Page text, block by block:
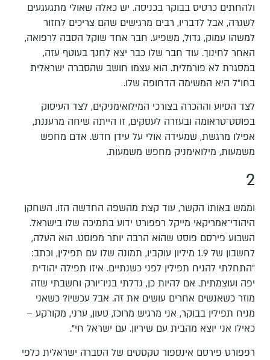
ולהחתים כרטיס בבוקר בכניסה. יש כאלה שאולי מתגעגעים
לשגרה, אבל לדבריו, רבים מרגישים שהם צריכים לחזור
למשהו עמוק, גדול, משפיע. חבר אחד שוקל הסבה לרפואה,
האחר לחינוך. עוד חבר שלו כבר יצא לחנך בעוטף עזה,
במסגרת לא פורמלית. הוא עצמו חושב שהסברה ישראלית
בחו"ל היא המשימה הדחופה שלו.
לצד הסיוע וההכרה בצורכי המילואימניקים, לצד העיסוק
בפוסט־טראומה ובעזרה לעסקים, זו הייתה שיחה מרעננת,
אפילו מרגשת, שמעידה אולי על עידן חדש. אדם מחפש
משמעות, מילואימניק מחפש משמעות.
2
וממש באותו הקשר, עוד קצת מהשפה החדשה הזו. השחקן
היהודי־אמריקאי מייקל רפפורט ידוע בתמיכה שלו בישראל.
השבוע פירסם פוסט שהוא הרבה יותר מפוסט. הוא העלה,
לחשבון של 1.9 מיליון עוקביו, תמונה שלו עם תפילין, וכתב:
"התחלתי להניח תפילין לפני כשנתיים. איזו תפילה יהודית
יפה ועוצמתית. אם להיות כן, גדלתי בניו־יורק וחשבתי שזה
מוזר כשאנשים אחרים עושים את זה. אבל עכשיו? כשאני
מניח תפילין בבוקר, אני מרגיש מרוכז, טעון, ערני, מקורקע –
כאילו אני יוצא מהבית עם שיריון. עם ישראל חי".
רפפורט פירסם אינספור טקסטים של הסברה ישראלית כלפי